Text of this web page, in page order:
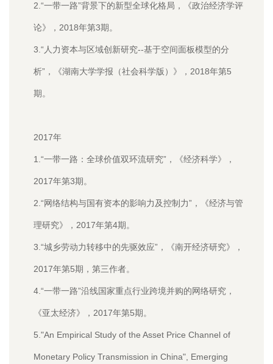
2.“一带一路”背景下的新型全球化格局，《政治经济学评
论》，2018年第3期。
3.“人力资本与区域创新研究--基于空间面板模型的分
析”，《湖南大学学报（社会科学版）》，2018年第5
期。
2017年
1.“一带一路：全球价值双环流研究”，《经济科学》，
2017年第3期。
2.“网络结构与国有资本的影响力及控制力”，《经济与管
理研究》，2017年第4期。
3.“城乡劳动力转移中的先驱效应”，《南开经济研究》，
2017年第5期，第三作者。
4.“一带一路”沿线国家重点行业跨境并购的网络研究，
《亚太经济》，2017年第5期。
5."An Empirical Study of the Asset Price Channel of
Monetary Policy Transmission in China", Emerging